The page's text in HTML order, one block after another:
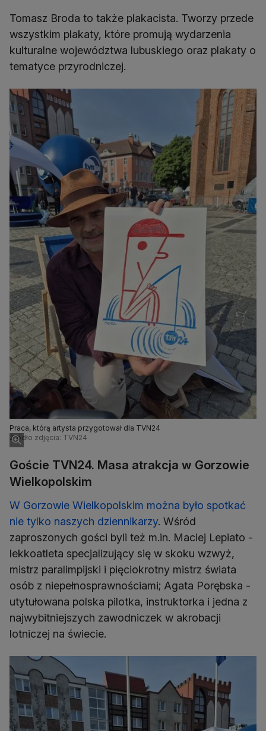
Tomasz Broda to także plakacista. Tworzy przede
wszystkim plakaty, które promują wydarzenia
kulturalne województwa lubuskiego oraz plakaty o
tematyce przyrodniczej.
Praca, którą artysta przygotował dla TVN24
Źródło zdjęcia: TVN24
Goście TVN24. Masa atrakcja w Gorzowie
Wielkopolskim
W Gorzowie Wielkopolskim można było spotkać
nie tylko naszych dziennikarzy. Wśród
zaproszonych gości byli też m.in. Maciej Lepiato -
lekkoatleta specjalizujący się w skoku wzwyż,
mistrz paralimpijski i pięciokrotny mistrz świata
osób z niepełnosprawnościami; Agata Porębska -
utytułowana polska pilotka, instruktorka i jedna z
najwybitniejszych zawodniczek w akrobacji
lotniczej na świecie.